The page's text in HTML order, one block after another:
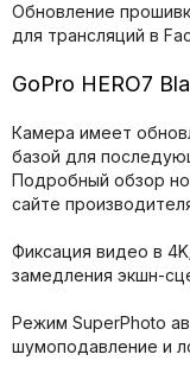
Обновление
для трансляций в
GoPro HERO7
Камера имеет
базой для
Подробный обзор
сайте
Фиксация видео в
замедления экшн-
Режим SuperPhoto
шумоподавление и